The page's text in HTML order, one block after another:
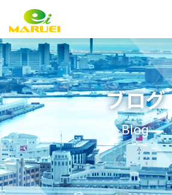
ブログ
Blog